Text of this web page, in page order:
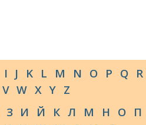
I J K L M N O P Q R
V W X Y Z
З И Й К Л М Н О П